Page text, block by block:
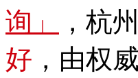
询」
，杭
好 ，由权